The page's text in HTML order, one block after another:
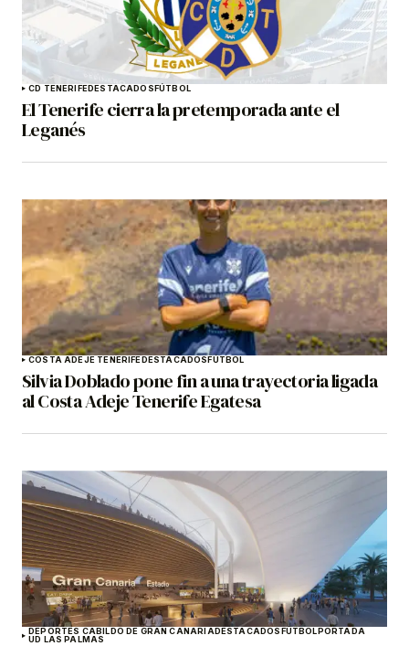
CD TENERIFEDESTACADOSFÚTBOL
El Tenerife cierra la pretemporada ante el
Leganés
COSTA ADEJE TENERIFEDESTACADOSFÚTBOL
Silvia Doblado pone fin a una trayectoria ligada
al Costa Adeje Tenerife Egatesa
DEPORTES CABILDO DE GRAN CANARIADESTACADOSFÚTBOLPORTADA
UD LAS PALMAS